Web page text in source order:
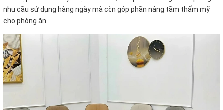
nhu cầu sử dụng hàng ngày mà còn góp phần nâng tầm thẩm mỹ
cho phòng ăn.